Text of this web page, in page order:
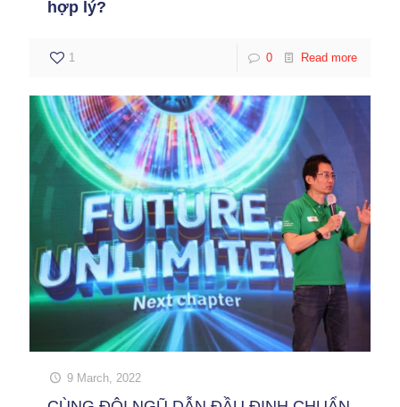
hợp lý?
1 0 Read more
9 March, 2022